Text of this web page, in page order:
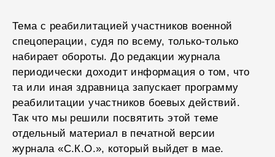
Тема с реабилитацией участников военной
спецоперации, судя по всему, только-только
набирает обороты. До редакции журнала
периодически доходит информация о том, что
та или иная здравница запускает программу
реабилитации участников боевых действий.
Так что мы решили посвятить этой теме
отдельный материал в печатной версии
журнала «С.К.О.», который выйдет в мае.